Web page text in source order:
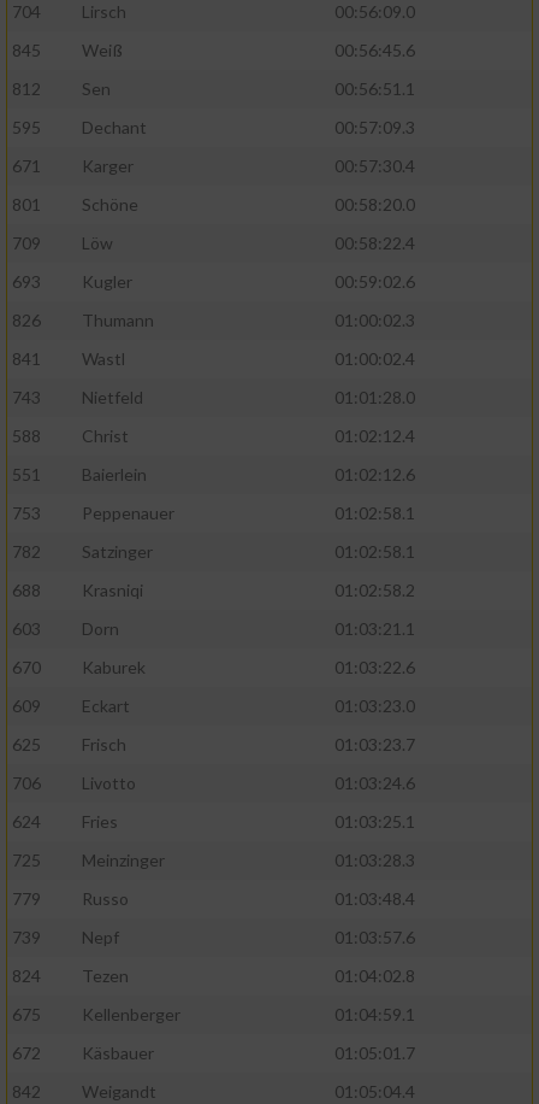
704
Lirsch
00:56:09.0
845
Weiß
00:56:45.6
812
Sen
00:56:51.1
595
Dechant
00:57:09.3
671
Karger
00:57:30.4
801
Schöne
00:58:20.0
709
Löw
00:58:22.4
693
Kugler
00:59:02.6
826
Thumann
01:00:02.3
841
Wastl
01:00:02.4
743
Nietfeld
01:01:28.0
588
Christ
01:02:12.4
551
Baierlein
01:02:12.6
753
Peppenauer
01:02:58.1
782
Satzinger
01:02:58.1
688
Krasniqi
01:02:58.2
603
Dorn
01:03:21.1
670
Kaburek
01:03:22.6
609
Eckart
01:03:23.0
625
Frisch
01:03:23.7
706
Livotto
01:03:24.6
624
Fries
01:03:25.1
725
Meinzinger
01:03:28.3
779
Russo
01:03:48.4
739
Nepf
01:03:57.6
824
Tezen
01:04:02.8
675
Kellenberger
01:04:59.1
672
Käsbauer
01:05:01.7
842
Weigandt
01:05:04.4